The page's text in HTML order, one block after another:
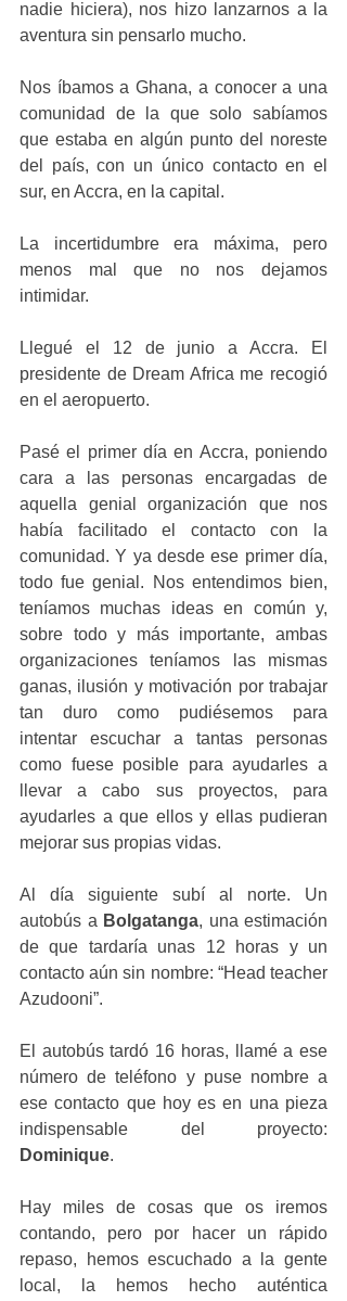
nadie hiciera), nos hizo lanzarnos a la
aventura sin pensarlo mucho.
Nos íbamos a Ghana, a conocer a una
comunidad de la que solo sabíamos
que estaba en algún punto del noreste
del país, con un único contacto en el
sur, en Accra, en la capital.
La incertidumbre era máxima, pero
menos mal que no nos dejamos
intimidar.
Llegué el 12 de junio a Accra. El
presidente de Dream Africa me recogió
en el aeropuerto.
Pasé el primer día en Accra, poniendo
cara a las personas encargadas de
aquella genial organización que nos
había facilitado el contacto con la
comunidad. Y ya desde ese primer día,
todo fue genial. Nos entendimos bien,
teníamos muchas ideas en común y,
sobre todo y más importante, ambas
organizaciones teníamos las mismas
ganas, ilusión y motivación por trabajar
tan duro como pudiésemos para
intentar escuchar a tantas personas
como fuese posible para ayudarles a
llevar a cabo sus proyectos, para
ayudarles a que ellos y ellas pudieran
mejorar sus propias vidas.
Al día siguiente subí al norte. Un
autobús a Bolgatanga, una estimación
de que tardaría unas 12 horas y un
contacto aún sin nombre: “Head teacher
Azudooni”.
El autobús tardó 16 horas, llamé a ese
número de teléfono y puse nombre a
ese contacto que hoy es en una pieza
Dominique.
Hay miles de cosas que os iremos
contando, pero por hacer un rápido
repaso, hemos escuchado a la gente
local, la hemos hecho auténtica